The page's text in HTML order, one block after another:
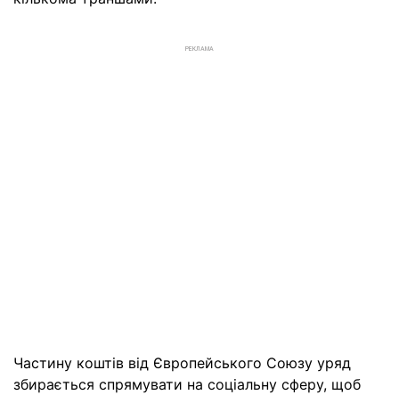
РЕКЛАМА
Частину коштів від Європейського Союзу уряд
збирається спрямувати на соціальну сферу, щоб